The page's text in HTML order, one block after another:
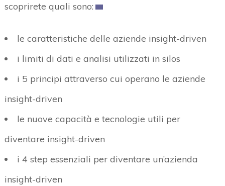
scoprirete quali sono:
le caratteristiche delle aziende insight-driven
i limiti di dati e analisi utilizzati in silos
i 5 principi attraverso cui operano le aziende
insight-driven
le nuove capacità e tecnologie utili per
diventare insight-driven
i 4 step essenziali per diventare un’azienda
insight-driven